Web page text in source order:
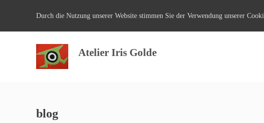
Durch die Nutzung unserer Website stimmen Sie der Verwendung unserer
Atelier Iris Golde
blog